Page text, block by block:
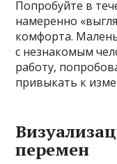
Попробуйте в
намеренно
комфорта.
с незнакомым
работу,
привыкать к
перемен